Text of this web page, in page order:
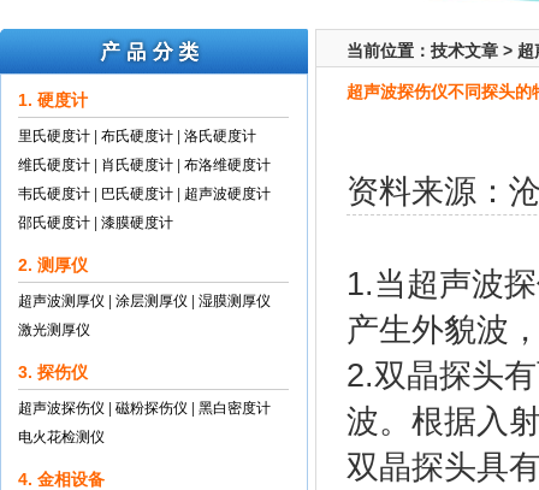
1. 硬度计
里氏硬度计 布氏硬度计
洛氏硬度计
维氏硬度计
肖氏硬度计
布洛维硬度计
韦氏硬度计
巴氏硬度计
超声波硬度计
邵氏硬度计
漆膜硬度计
2. 测厚仪
超声波测厚仪 涂层测厚仪
湿膜测厚仪
激光测厚仪
3. 探伤仪
超声波探伤仪 磁粉探伤仪
黑白密度计
电火花检测仪
4. 金相设备
当前位置： 技术文章 > 超
超声波探伤仪不同探头的
资料来源：
1.当超声波
产生外貌波
2.双晶探头
波。根据入
双晶探头具